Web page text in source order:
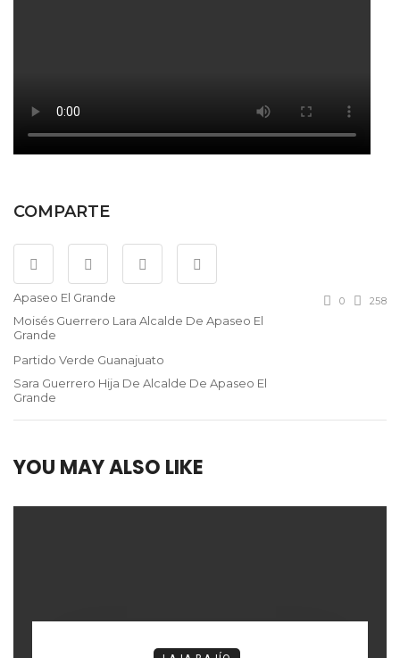
COMPARTE
Apaseo El Grande
Moisés Guerrero Lara Alcalde De Apaseo El
Grande
Partido Verde Guanajuato
Sara Guerrero Hija De Alcalde De Apaseo El
Grande
0 258
YOU MAY ALSO LIKE